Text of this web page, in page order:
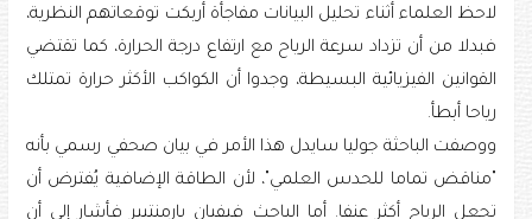
لاحظ العلماء أثناء تحليل البيانات مفاجأة أربكت توقعاتهم النظرية،
فبدلا من أن تزداد سرعة الرياح مع ارتفاع درجة الحرارة، كما تقتضي
القوانين الفيزيائية البسيطة، وجدوا أن الكواكب الأكثر حرارة تمتلك
رياحا أبطأ.
ووصفت الباحثة جوليا سايدل هذا الأمر في بيان صحفي رسمي بأنه
"مناقض تماما للحدس العلمي"، لأن الطاقة الإضافية يُفترض أن
تجعل الرياح أكثر عنفا. أما الباحث فيفيان بارمنتيير فأشار إلى أن